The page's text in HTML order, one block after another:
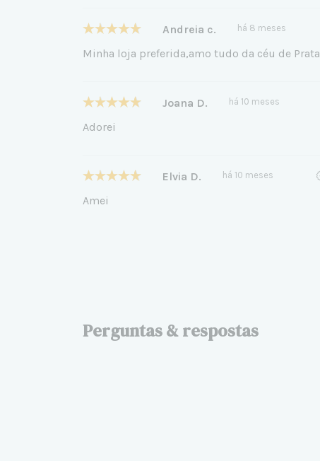
Andreia c. há 8 meses
Minha loja preferida,amo tudo da céu de Prata
Joana D. há 10 meses
Adorei
Elvia D. há 10 meses
Amei
Perguntas & respostas